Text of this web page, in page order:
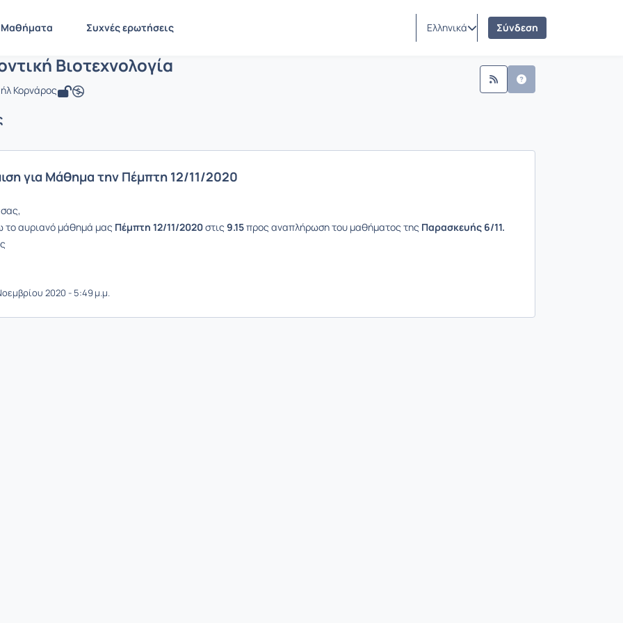
Μαθήματα Συχνές ερωτήσεις Ελληνικά Σύνδεση
Περιβαλλοντική Βιοτεχνολογία Ανακοινώσεις
Βιοτεχνολογία
Βιοτεχνολογία
Κορνάρος
για Μάθημα την Πέμπτη 12/11/2020
το αυριανό μάθημά μας Πέμπτη 12/11/2020στις 9.15προς αναπλήρωση του μαθήματος της Παρασκευής 6/11.
2020 - 5:49 μ.μ.